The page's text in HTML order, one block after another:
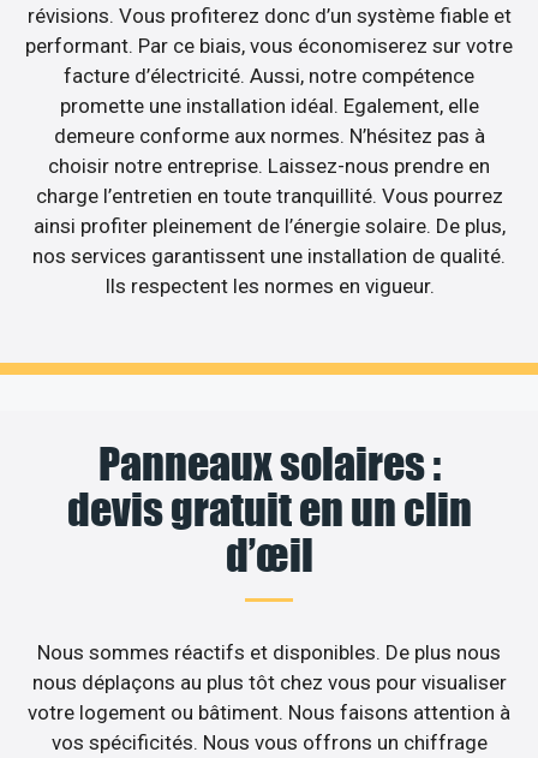
révisions. Vous profiterez donc d’un système fiable et
performant. Par ce biais, vous économiserez sur votre
facture d’électricité. Aussi, notre compétence
promette une installation idéal. Egalement, elle
demeure conforme aux normes. N’hésitez pas à
choisir notre entreprise. Laissez-nous prendre en
charge l’entretien en toute tranquillité. Vous pourrez
ainsi profiter pleinement de l’énergie solaire. De plus,
nos services garantissent une installation de qualité.
Ils respectent les normes en vigueur.
Panneaux solaires :
devis gratuit en un clin
d’œil
Nous sommes réactifs et disponibles. De plus nous
nous déplaçons au plus tôt chez vous pour visualiser
votre logement ou bâtiment. Nous faisons attention à
vos spécificités. Nous vous offrons un chiffrage